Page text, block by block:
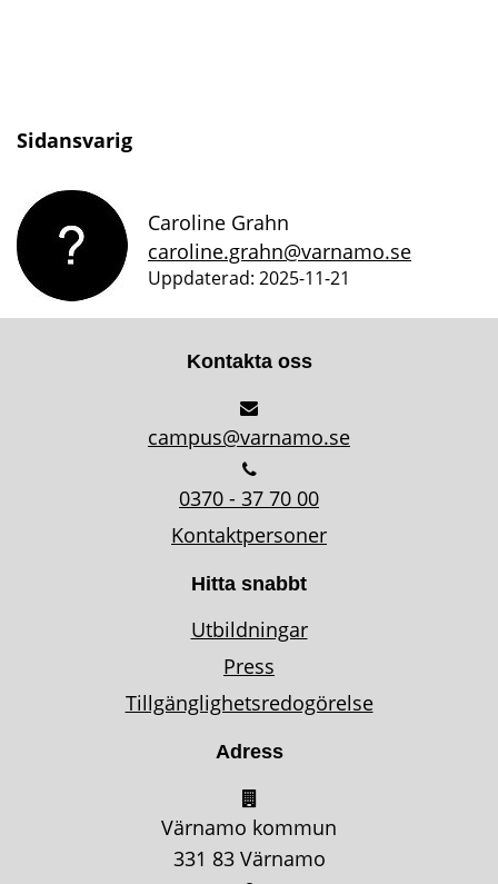
Sidansvarig
Caroline Grahn
caroline.grahn@varnamo.se
Uppdaterad: 2025-11-21
Kontakta oss
campus@varnamo.se
0370 - 37 70 00
Kontaktpersoner
Hitta snabbt
Utbildningar
Press
Tillgänglighetsredogörelse
Adress
Värnamo kommun
331 83 Värnamo